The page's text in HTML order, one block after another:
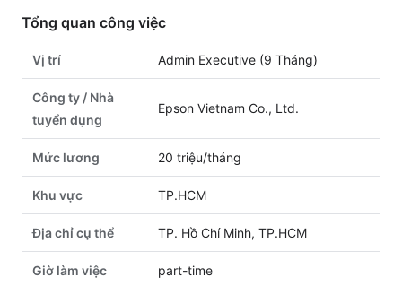
Tổng quan công việc
Vị trí Admin Executive (9 Tháng)
Công ty / Nhà
tuyển dụng
Epson Vietnam Co., Ltd.
Mức lương 20 triệu/tháng
Khu vực TP.HCM
Địa chỉ cụ thể TP. Hồ Chí Minh, TP.HCM
Giờ làm việc part-time